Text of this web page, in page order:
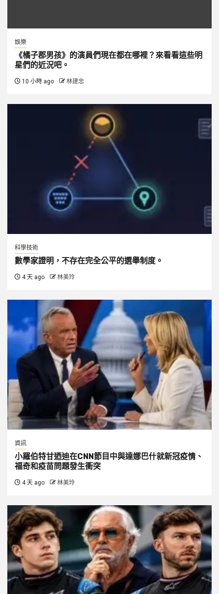
娛樂
《橘子郡男孩》的演員們現在都在哪裡？來看看這些明
星們的近況吧。
10 小時 ago 林建忠
科學技術
數學家證明，不存在完全公平的選舉制度。
4 天 ago 林美玲
資訊
小羅伯特甘迺迪在CNN節目中與達娜巴什就新冠疫情、
福奇和疫苗問題發生衝突
4 天 ago 林美玲